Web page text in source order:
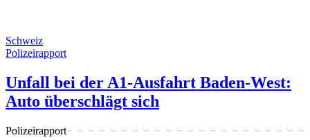
Schweiz
Polizeirapport
Unfall bei der A1-Ausfahrt Baden-West:
Auto überschlägt sich
Polizeirapport